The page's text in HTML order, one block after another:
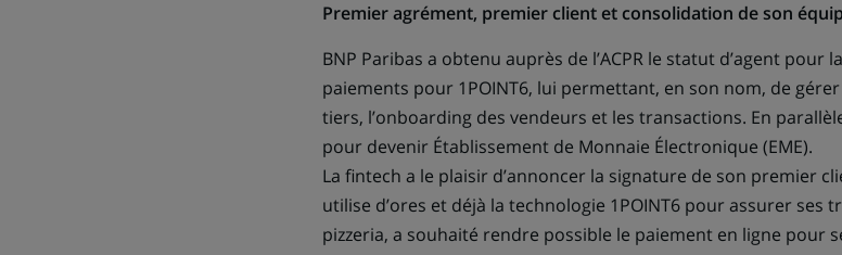
Premier agrément, premier client et consolidation de son équip
BNP Paribas a obtenu auprès de l’ACPR le statut d’agent pour
paiements pour 1POINT6, lui permettant, en son nom, de
tiers, l’onboarding des vendeurs et les transactions. En
pour devenir Établissement de Monnaie Électronique (EME).
La fintech a le plaisir d’annoncer la signature de son premier
utilise d’ores et déjà la technologie 1POINT6 pour assurer ses
pizzeria, a souhaité rendre possible le paiement en ligne pour